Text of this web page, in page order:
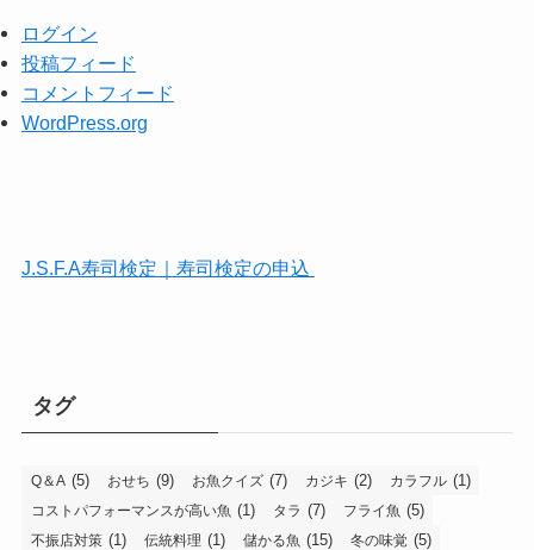
ログイン
投稿フィード
コメントフィード
WordPress.org
J.S.F.A寿司検定｜寿司検定の申込
タグ
Q＆A (5) おせち (9) お魚クイズ (7) カジキ (2) カラフル (1)
コストパフォーマンスが高い魚 (1) タラ (7) フライ魚 (5)
不振店対策 (1) 伝統料理 (1) 儲かる魚 (15) 冬の味覚 (5)